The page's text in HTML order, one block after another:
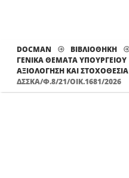
DOCMAN ΒΙΒΛΙΟΘΗΚΗ
ΓΕΝΙΚΑ ΘΕΜΑΤΑ ΥΠΟΥΡΓΕΙΟΥ
ΑΞΙΟΛΌΓΗΣΗ ΚΑΙ ΣΤΟΧΟΘΕΣΊΑ
ΔΣΣΚΑ/Φ.8/21/ΟΙΚ.1681/2026